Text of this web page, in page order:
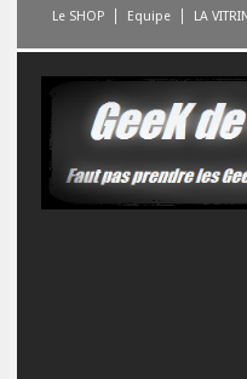
Le SHOP Equipe LA